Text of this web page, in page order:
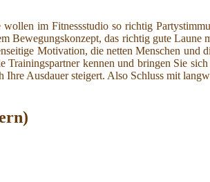
im Fitnessstudio so richtig
Bewegungskonzept, das richtig gute Laune
Motivation, die netten Menschen und
kennen und bringen Sie
Ihre Ausdauer steigert. Also Schluss mit